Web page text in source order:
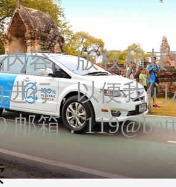
容、版权和
行，以便我
邮箱：